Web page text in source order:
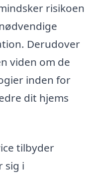
risikoen
Derudover
viden om de
inden for
dit hjems
tilbyder
sig i